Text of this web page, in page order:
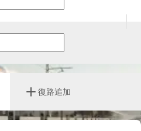
復路追加